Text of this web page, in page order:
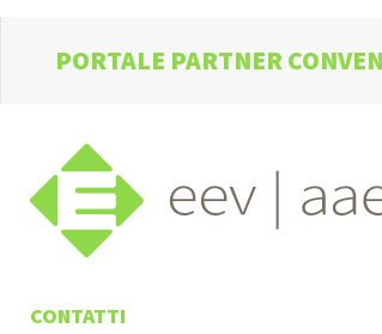
PORTALE PARTNER
CONTATTI